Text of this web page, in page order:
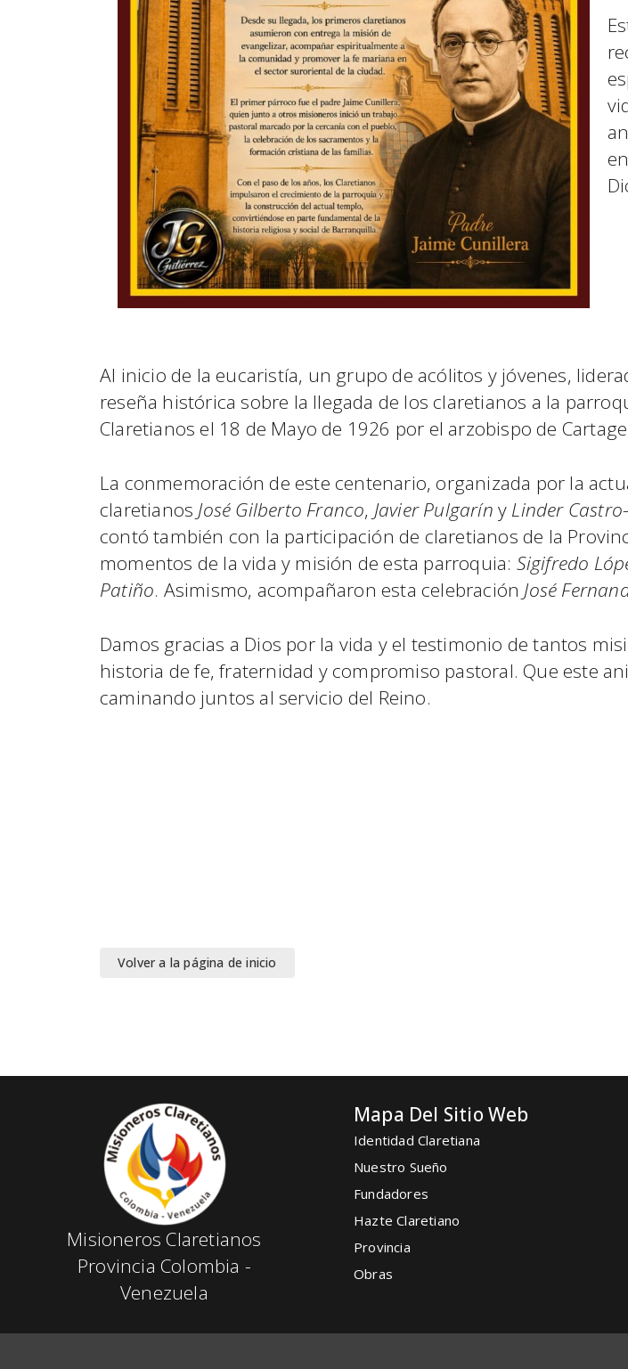
Al inicio de la eucaristía, un grupo de acólitos y jóvenes,
reseña histórica sobre la llegada de los claretianos a la
Claretianos el 18 de Mayo de 1926 por el arzobispo de
La conmemoración de este centenario, organizada por la
claretianos José Gilberto Franco, Javier Pulgarín y Linder Castro
contó también con la participación de claretianos de la
momentos de la vida y misión de esta parroquia: Sigifredo
Patiño. Asimismo, acompañaron esta celebración José
Damos gracias a Dios por la vida y el testimonio de tantos
historia de fe, fraternidad y compromiso pastoral. Que este
caminando juntos al servicio del Reino.
Volver a la página de inicio
Misioneros Claretianos
Provincia Colombia -
Venezuela
Mapa Del Sitio Web
Identidad Claretiana
Nuestro Sueño
Fundadores
Hazte Claretiano
Provincia
Obras